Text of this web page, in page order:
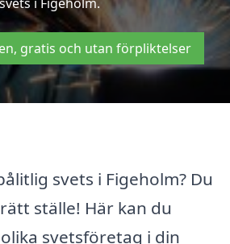
gratis och utan förpliktelser
svets i Figeholm? Du
ställe! Här kan du
svetsföretag i din